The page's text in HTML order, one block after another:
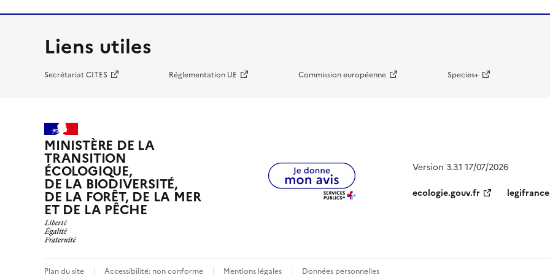
Liens utiles
Secrétariat CITES Réglementation UE Commission européenne Species+
MINISTÈRE DE LA
TRANSITION
ÉCOLOGIQUE,
DE LA BIODIVERSITÉ,
DE LA FORÊT, DE LA MER
ET DE LA PÊCHE
Version 3.3.1 17/07/2026
ecologie.gouv.fr
Plan du site Accessibilité: non conforme Mentions légales Données personnelles